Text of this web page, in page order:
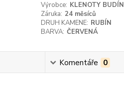
Výrobce: KLENOTY BUDÍN
Záruka: 24 měsíců
DRUH KAMENE: RUBÍN
BARVA: ČERVENÁ
Komentáře 0